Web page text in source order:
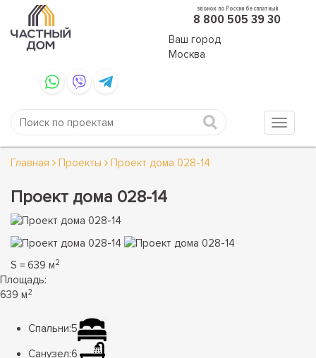
звонок по России бесплатный
8 800 505 39 30
Ваш город
Москва
Главная Проекты Проект дома 028-14
Проект дома 028-14
S = 639 м2
Площадь:
639 м2
Спальни:5
Санузел:6